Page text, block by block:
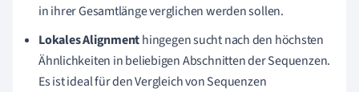
in ihrer Gesamtlänge verglichen werden sollen.
Lokales Alignmenthingegen sucht nach den höchsten
Ähnlichkeiten in beliebigen Abschnitten der Sequenzen.
Es ist ideal für den Vergleich von Sequenzen